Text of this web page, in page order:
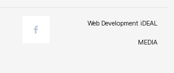
Web Development iDEAL
MEDIA